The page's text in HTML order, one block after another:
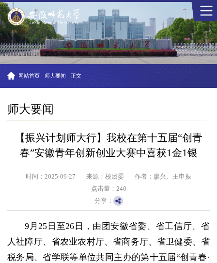
网站首页 · 师大要闻 · 正文
师大要闻
【振兴计划师大行】我校在第十五届“创青
春”安徽青年创新创业大赛中喜获1金1银
时间：2025-09-27 来源：校团委
作者：廖兴、王申振
点击量： 240
分享：
9月25日至26日，由团安徽省委、省工信厅、省
人社障厅、省农业农村厅、省商务厅、省卫健委、省
税务局、省学联等单位共同主办的第十五届“创青春·